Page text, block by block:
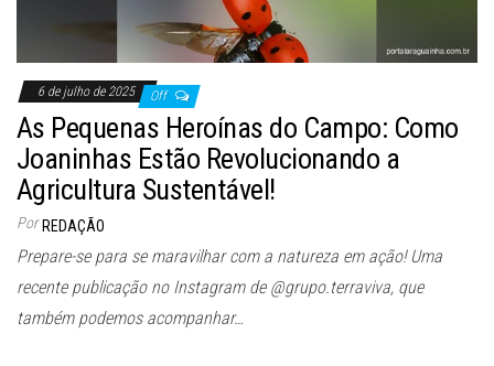
6 de julho de 2025 Off
As Pequenas Heroínas do Campo: Como
Joaninhas Estão Revolucionando a
Agricultura Sustentável!
Por REDAÇÃO
Prepare-se para se maravilhar com a natureza em ação! Uma
recente publicação no Instagram de @grupo.terraviva, que
também podemos acompanhar…